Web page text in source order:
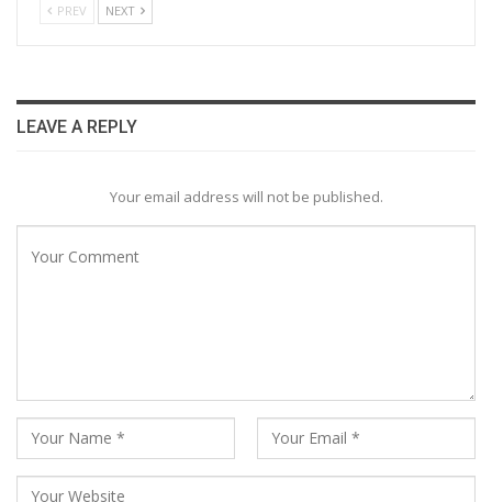
PREV NEXT
LEAVE A REPLY
Your email address will not be published.